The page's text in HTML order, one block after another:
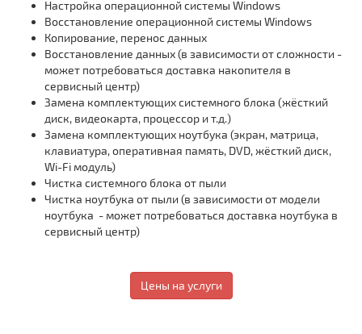
Настройка операционной системы Windows
Восстановление операционной системы Windows
Копирование, перенос данных
Восстановление данных (в зависимости от сложности -
может потребоваться доставка накопителя в
сервисный центр)
Замена комплектующих системного блока (жёсткий
диск, видеокарта, процессор и т.д.)
Замена комплектующих ноутбука (экран, матрица,
клавиатура, оперативная память, DVD, жёсткий диск,
Wi-Fi модуль)
Чистка системного блока от пыли
Чистка ноутбука от пыли (в зависимости от модели
ноутбука - может потребоваться доставка ноутбука в
сервисный центр)
Цены на услуги